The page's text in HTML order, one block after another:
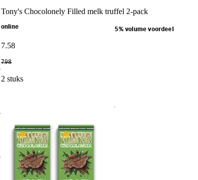
Tony's Chocolonely Filled melk truffel 2-pack
online 5% volume voordeel
7.58
7.98
2 stuks